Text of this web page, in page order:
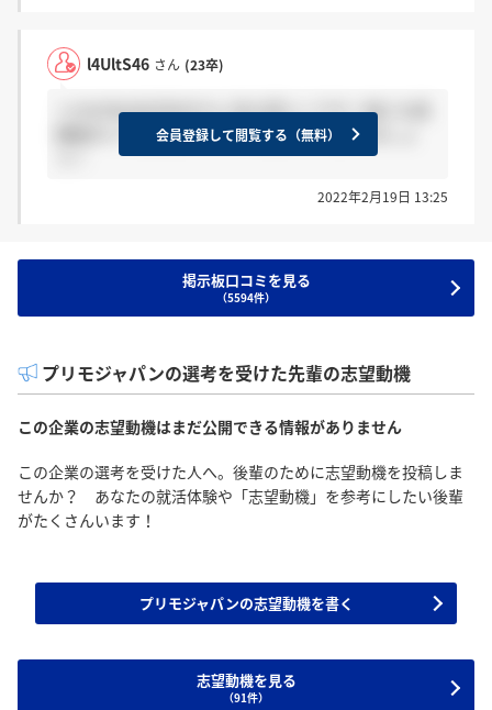
l4UltS46 さん (23卒)
＞LKoVby0Q35824さん 私も同じくです！他にも延
期組がいて安心しました！お互いがんばりましょ
会員登録して閲覧する（無料）
2022年2月19日 13:25
掲示板口コミを見る
（5594件）
プリモジャパンの選考を受けた先輩の志望動機
この企業の志望動機はまだ公開できる情報がありません
この企業の選考を受けた人へ。後輩のために志望動機を投稿しま
せんか？ あなたの就活体験や「志望動機」を参考にしたい後輩
がたくさんいます！
プリモジャパンの志望動機を書く
志望動機を見る
（91件）